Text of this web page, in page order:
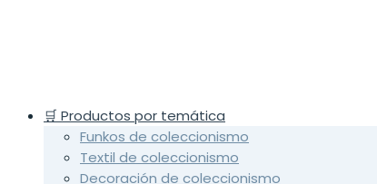
🛒 Productos por temática
Funkos de coleccionismo
Textil de coleccionismo
Decoración de coleccionismo